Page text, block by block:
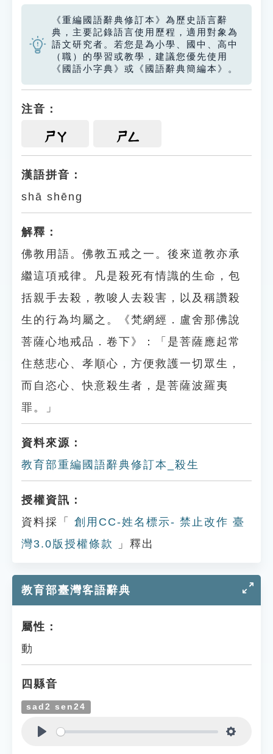
《重編國語辭典修訂本》為歷史語言辭
典，主要記錄語言使用歷程，適用對象為
語文研究者。若您是為小學、國中、高中
（職）的學習或教學，建議您優先使用
《國語小字典》或《國語辭典簡編本》。
注音：
ㄕㄚ ㄕㄥ
漢語拼音：
shā shēng
解釋：
佛教用語。佛教五戒之一。後來道教亦承
繼這項戒律。凡是殺死有情識的生命，包
括親手去殺，教唆人去殺害，以及稱讚殺
生的行為均屬之。《梵網經．盧舍那佛說
菩薩心地戒品．卷下》：「是菩薩應起常
住慈悲心、孝順心，方便救護一切眾生，
而自恣心、快意殺生者，是菩薩波羅夷
罪。」
資料來源：
教育部重編國語辭典修訂本_殺生
授權資訊：
資料採「
創用CC-姓名標示- 禁止改作 臺
灣3.0版授權條款
」釋出
教育部臺灣客語辭典
屬性：
動
四縣音
sad2 sen24